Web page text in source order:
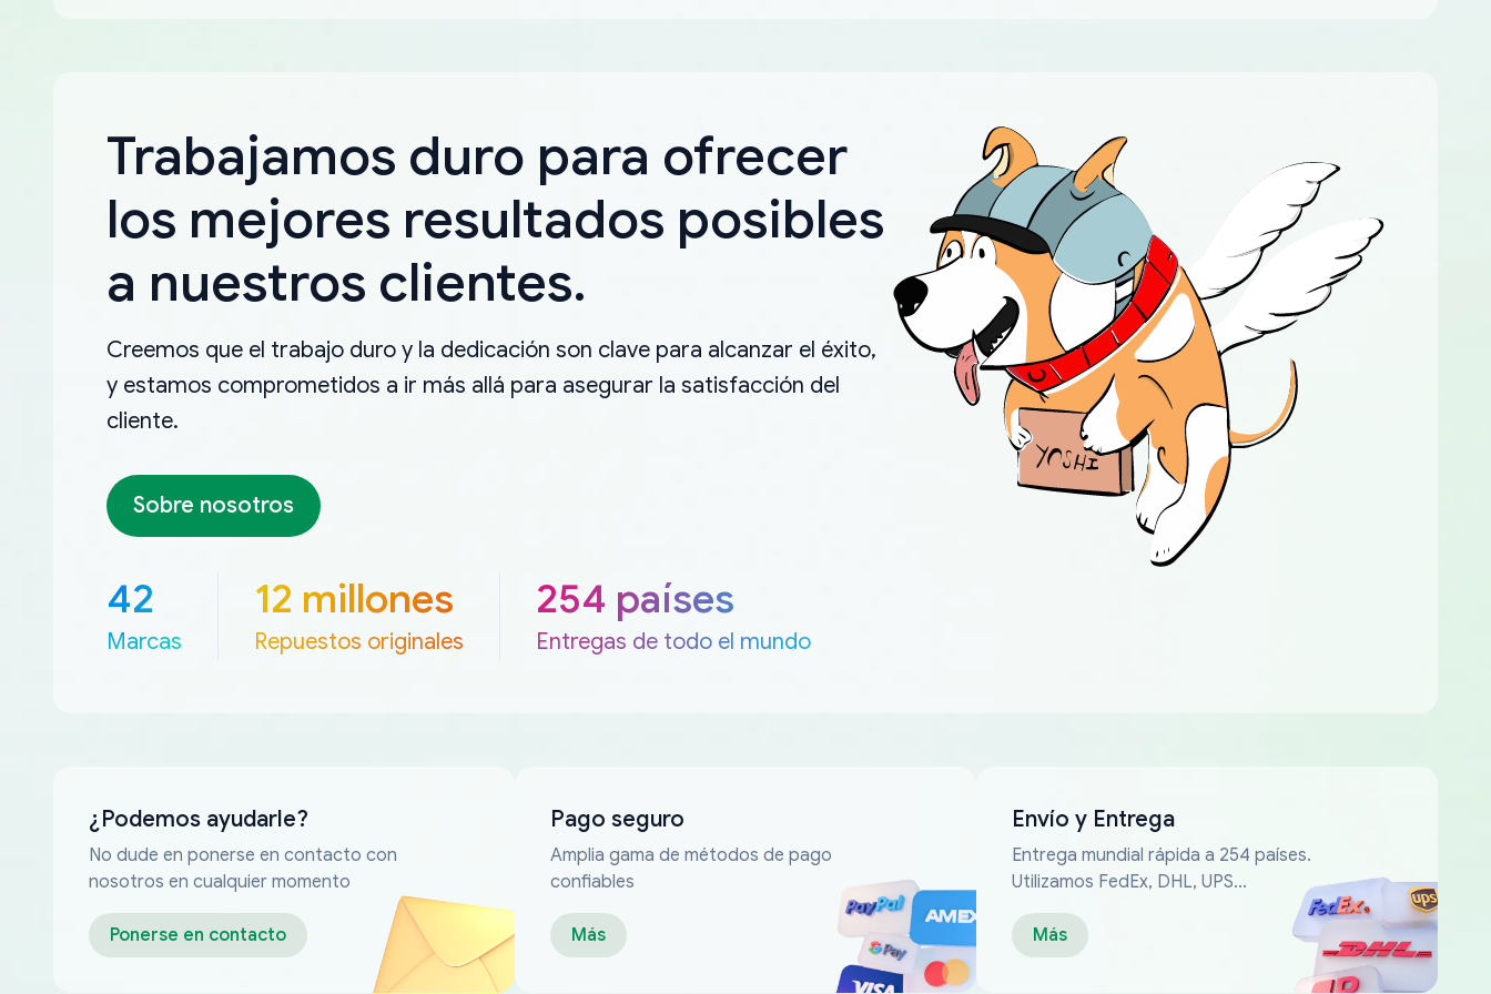
Trabajamos duro para ofrecer
los mejores resultados posibles
a nuestros clientes.
Creemos que el trabajo duro y la dedicación son clave para alcanzar el éxito,
y estamos comprometidos a ir más allá para asegurar la satisfacción del
cliente.
Sobre nosotros
42
Marcas
12 millones
Repuestos originales
254 países
Entregas de todo el mundo
¿Podemos ayudarle?
No dude en ponerse en contacto con
nosotros en cualquier momento
Ponerse en contacto
Pago seguro
Amplia gama de métodos de pago
confiables
Más
Envío y Entrega
Entrega mundial rápida a 254 países.
Utilizamos FedEx, DHL, UPS...
Más